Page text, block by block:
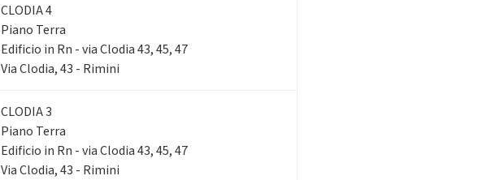
CLODIA 4
Piano Terra
Edificio in Rn - via Clodia 43, 45, 47
Via Clodia, 43 - Rimini
CLODIA 3
Piano Terra
Edificio in Rn - via Clodia 43, 45, 47
Via Clodia, 43 - Rimini